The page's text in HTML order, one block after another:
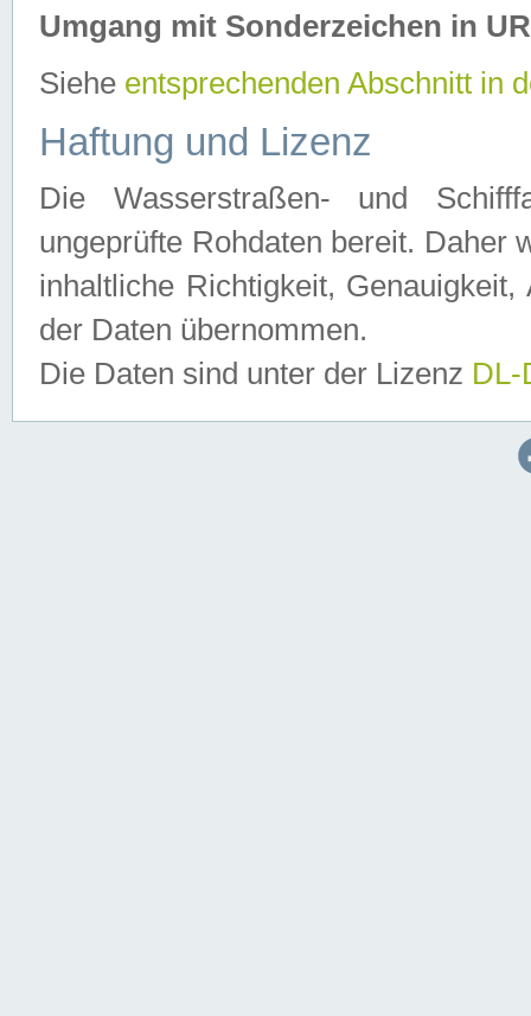
Umgang mit Sonderzeichen in
Siehe entsprechenden Abschnitt in
Haftung und Lizenz
Die Wasserstraßen- und
ungeprüfte Rohdaten bereit. Daher
inhaltliche Richtigkeit,
der Daten übernommen.
Die Daten sind unter der Lizenz